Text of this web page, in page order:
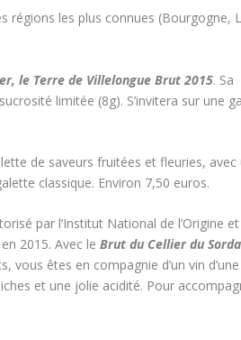
régions les plus connues (Bourgogne,
le Terre de Villelongue Brut 2015. Sa
limitée (8g). S’invitera sur une
de saveurs fruitées et fleuries, avec
classique. Environ 7,50 euros.
par l’Institut National de l’Origine
2015. Avec le Brut du Cellier du
vous êtes en compagnie d’un vin d’une
et une jolie acidité. Pour